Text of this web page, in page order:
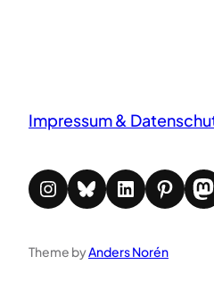
Impressum &
Instagram Bluesky LinkedIn Pinterest Mastodon
Theme byAnders Norén